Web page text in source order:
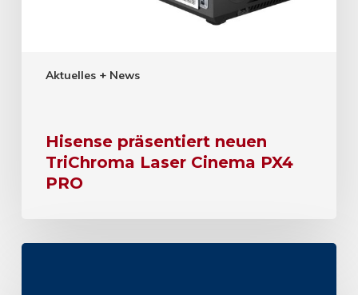
Aktuelles + News
Hisense präsentiert neuen
TriChroma Laser Cinema PX4
PRO